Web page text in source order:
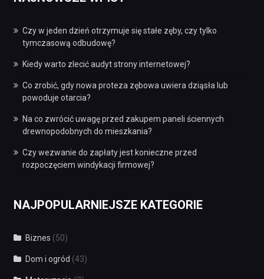
Czy w jeden dzień otrzymuje się stałe zęby, czy tylko
tymczasową odbudowę?
Kiedy warto zlecić audyt strony internetowej?
Co zrobić, gdy nowa proteza zębowa uwiera dziąsła lub
powoduje otarcia?
Na co zwrócić uwagę przed zakupem paneli ściennych
drewnopodobnych do mieszkania?
Czy wezwanie do zapłaty jest konieczne przed
rozpoczęciem windykacji firmowej?
NAJPOPULARNIEJSZE KATEGORIE
Biznes (50)
Dom i ogród (43)